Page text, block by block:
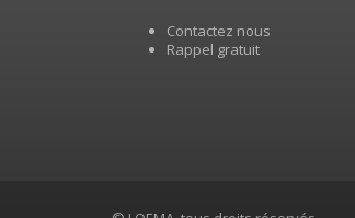
Contactez nous
Rappel gratuit